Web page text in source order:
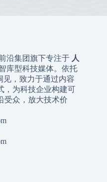
沿集团旗下专注于 人
库型科技媒体。依托
见，致力于通过内容
，为科技企业构建可
受众，放大技术价